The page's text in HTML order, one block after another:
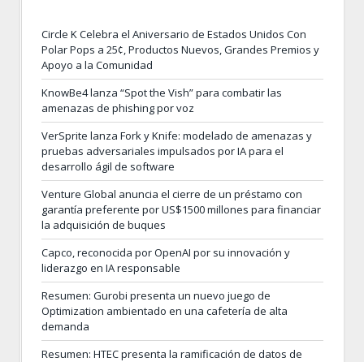
Circle K Celebra el Aniversario de Estados Unidos Con
Polar Pops a 25¢, Productos Nuevos, Grandes Premios y
Apoyo a la Comunidad
KnowBe4 lanza “Spot the Vish” para combatir las
amenazas de phishing por voz
VerSprite lanza Fork y Knife: modelado de amenazas y
pruebas adversariales impulsados por IA para el
desarrollo ágil de software
Venture Global anuncia el cierre de un préstamo con
garantía preferente por US$1500 millones para financiar
la adquisición de buques
Capco, reconocida por OpenAI por su innovación y
liderazgo en IA responsable
Resumen: Gurobi presenta un nuevo juego de
Optimization ambientado en una cafetería de alta
demanda
Resumen: HTEC presenta la ramificación de datos de